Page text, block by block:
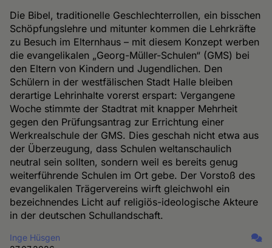
Die Bibel, traditionelle Geschlechterrollen, ein bisschen
Schöpfungslehre und mitunter kommen die Lehrkräfte
zu Besuch im Elternhaus – mit diesem Konzept werben
die evangelikalen „Georg-Müller-Schulen“ (GMS) bei
den Eltern von Kindern und Jugendlichen. Den
Schülern in der westfälischen Stadt Halle bleiben
derartige Lehrinhalte vorerst erspart: Vergangene
Woche stimmte der Stadtrat mit knapper Mehrheit
gegen den Prüfungsantrag zur Errichtung einer
Werkrealschule der GMS. Dies geschah nicht etwa aus
der Überzeugung, dass Schulen weltanschaulich
neutral sein sollten, sondern weil es bereits genug
weiterführende Schulen im Ort gebe. Der Vorstoß des
evangelikalen Trägervereins wirft gleichwohl ein
bezeichnendes Licht auf religiös-ideologische Akteure
in der deutschen Schullandschaft.
Inge Hüsgen